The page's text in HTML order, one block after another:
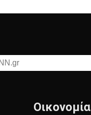
Οικονομία